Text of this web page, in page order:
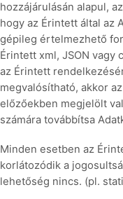
hozzájárulásán alapul,
hogy az Érintett által az
gépileg értelmezhető
Érintett xml, JSON vagy
az Érintett
megvalósítható, akkor
előzőekben megjelölt
számára továbbítsa
Minden esetben az
korlátozódik a
lehetőség nincs. (pl.